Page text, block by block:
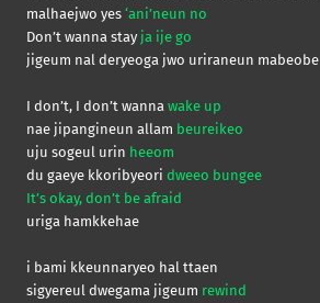
malhaejwo yes ‘ani’neun no
Don’t wanna stay ja ije go
jigeum nal deryeoga jwo uriraneun mabeobe
I don’t, I don’t wanna wake up
nae jipangineun allam beureikeo
uju sogeul urin heeom
du gaeye kkoribyeori dweeo bungee
It’s okay, don’t be afraid
uriga hamkkehae
i bami kkeunnaryeo hal ttaen
sigyereul dwegama jigeum rewind